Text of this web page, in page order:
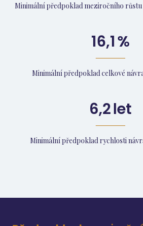
Minimální předpoklad meziročního
16,1%
Minimální předpoklad celkové
6,2let
Minimální předpoklad rychlosti